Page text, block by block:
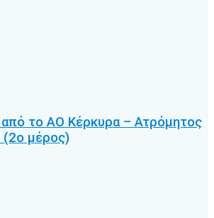
το ΑΟ Κέρκυρα – Ατρόμητος
(2ο μέρος)